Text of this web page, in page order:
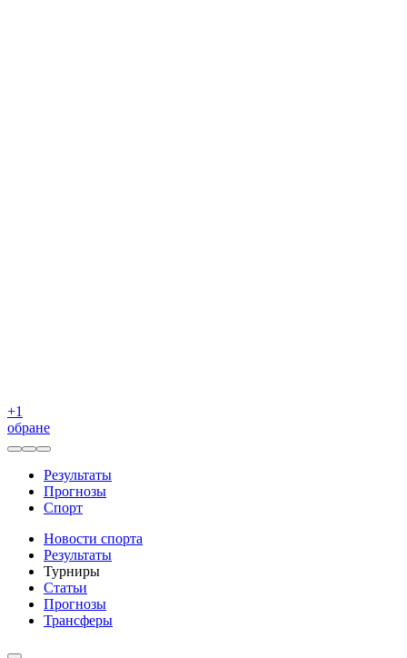
+1
обране
Результаты
Прогнозы
Спорт
Новости спорта
Результаты
Турниры
Статьи
Прогнозы
Трансферы